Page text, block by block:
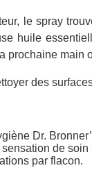
le spray
huile
prochaine
des
Dr.
de
par flacon.